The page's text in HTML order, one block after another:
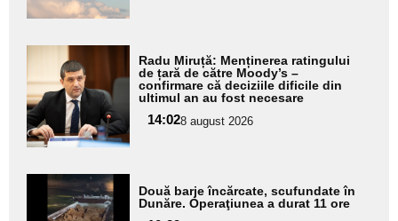
Adaugă
aici textul
pentru
subtitlu
Radu Miruță: Menținerea ratingului
de țară de către Moody’s –
confirmare că deciziile dificile din
ultimul an au fost necesare
14:028 august 2026
Adaugă
aici textul
Două barje încărcate, scufundate în
Dunăre. Operaţiunea a durat 11 ore